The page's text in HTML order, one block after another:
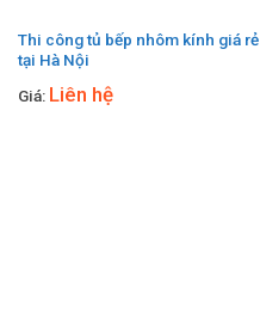
Thi công tủ bếp nhôm kính giá rẻ
tại Hà Nội
Giá: Liên hệ